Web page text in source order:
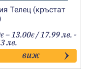
Телец (кръстат
€ –13.00€Price
range:
9.20€
through
13.00€
/ 17.99 лв. -
лв.
виж